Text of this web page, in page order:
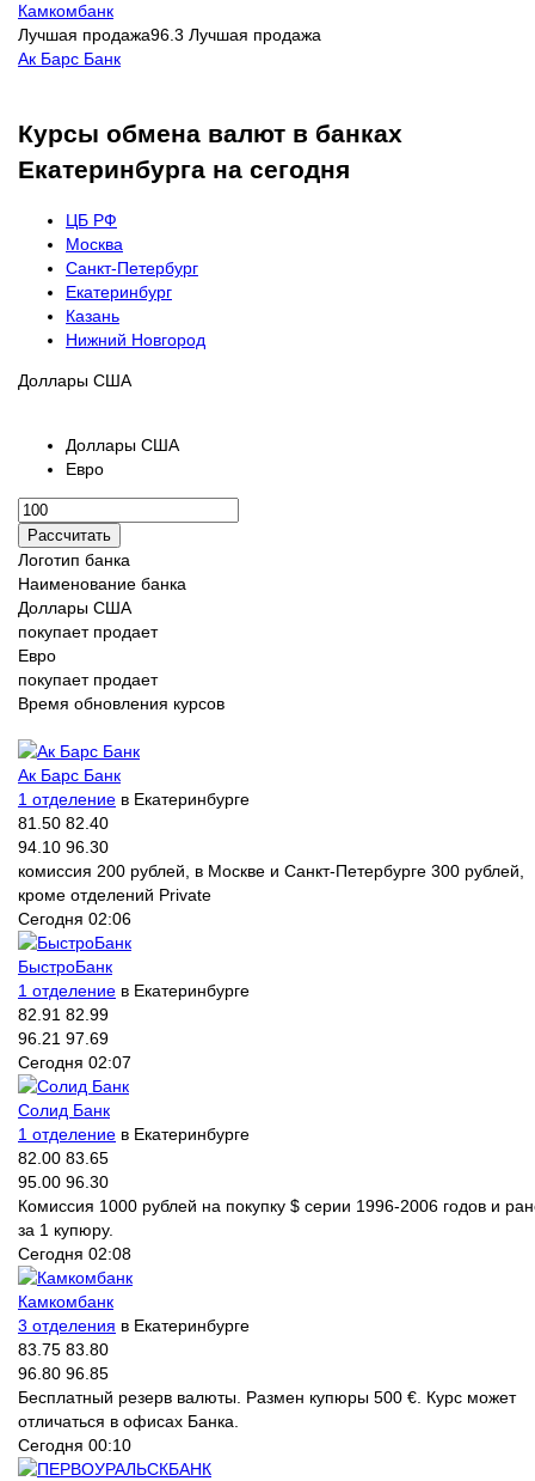
Камкомбанк
Лучшая продажа96.3 Лучшая продажа
Ак Барс Банк
Курсы обмена валют в банках
Екатеринбурга на сегодня
ЦБ РФ
Москва
Санкт-Петербург
Екатеринбург
Казань
Нижний Новгород
Доллары США
Доллары США
Евро
Логотип банка
Наименование банка
Доллары США
покупает продает
Евро
покупает продает
Время обновления курсов
Ак Барс Банк
1 отделение в Екатеринбурге
81.50 82.40
94.10 96.30
комиссия 200 рублей, в Москве и Санкт-Петербурге 300 рублей,
кроме отделений Private
Сегодня 02:06
БыстроБанк
1 отделение в Екатеринбурге
82.91 82.99
96.21 97.69
Сегодня 02:07
Солид Банк
1 отделение в Екатеринбурге
82.00 83.65
95.00 96.30
Комиссия 1000 рублей на покупку $ серии 1996-2006 годов и
за 1 купюру.
Сегодня 02:08
Камкомбанк
3 отделения в Екатеринбурге
83.75 83.80
96.80 96.85
Бесплатный резерв валюты. Размен купюры 500 €. Курс может
отличаться в офисах Банка.
Сегодня 00:10